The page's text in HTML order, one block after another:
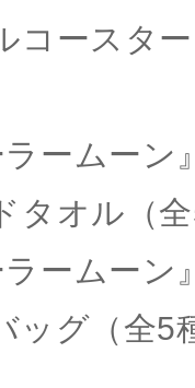
コースタ
ラームー
タオル（
ラームー
ッグ（全